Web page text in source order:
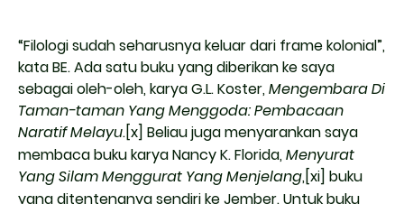
“Filologi sudah seharusnya keluar dari frame kolonial”,
kata BE. Ada satu buku yang diberikan ke saya
sebagai oleh-oleh, karya G.L. Koster,Mengembara Di
Taman-taman Yang Menggoda: Pembacaan
Naratif Melayu.[x] Beliau juga menyarankan saya
membaca buku karya Nancy K. Florida,Menyurat
Yang Silam Menggurat Yang Menjelang,[xi] buku
yang ditentengnya sendiri ke Jember. Untuk buku